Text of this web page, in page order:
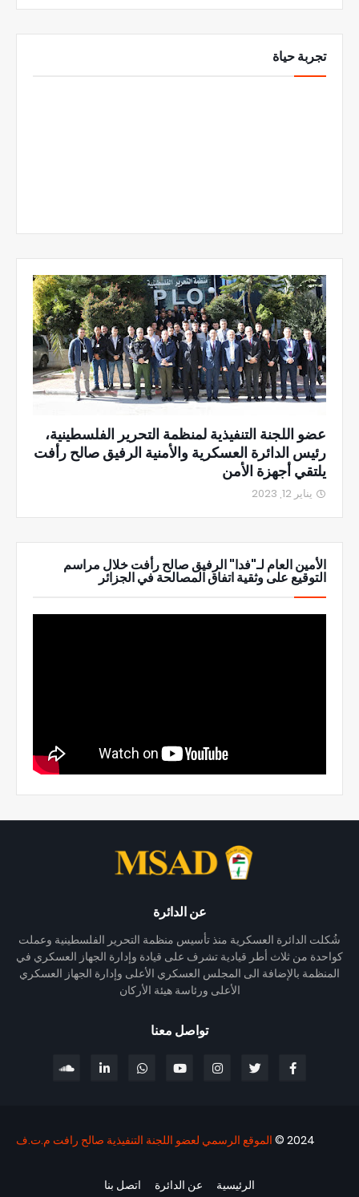
تجربة حياة
عضو اللجنة التنفيذية لمنظمة التحرير الفلسطينية،
رئيس الدائرة العسكرية والأمنية الرفيق صالح رأفت
يلتقي أجهزة الأمن
يناير 12, 2023
الأمين العام لـ"فدا" الرفيق صالح رأفت خلال مراسم
التوقيع على وثقية اتفاق المصالحة في الجزائر
عن الدائرة
شُكلت الدائرة العسكرية منذ تأسيس منظمة التحرير الفلسطينية وعملت
كواحدة من ثلاث أطر قيادية تشرف على قيادة وإدارة الجهاز العسكري في
المنظمة بالإضافة الى المجلس العسكري الأعلى وإدارة الجهاز العسكري
الأعلى ورئاسة هيئة الأركان
تواصل معنا
2024 © الموقع الرسمي لعضو اللجنة التنفيذية صالح رافت م.ت.ف
الرئيسية عن الدائرة اتصل بنا